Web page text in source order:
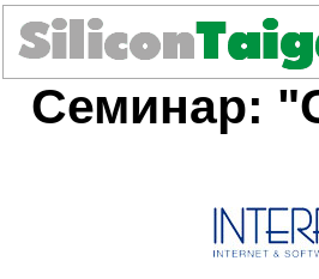
Семинар: